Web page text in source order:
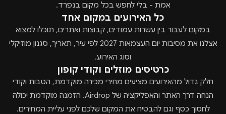
אמת - בלי לחפש בכל מקום בנפרד.
כל האירועים במקום אחד
במקום לעבור בין עשרות עמודים, קבוצות ואתרים, תוכלו למצוא
אצלנו את מסיבות יום העצמאות 2027 לפי עיר, תאריך, סגנון מוזיקלי
וסוג האירוע.
כרטיסים מוזלים וקודי קופון
חלק גדול מהאירועים מציעים מחירי מכירה מוקדמת, הטבות וקודי
הנחה דרך האתר והאפליקציה של Airdrop. הזמנה מוקדמת יכולה
לחסוך כסף וגם להבטיח את המקום שלכם לפני עליית המחירים.